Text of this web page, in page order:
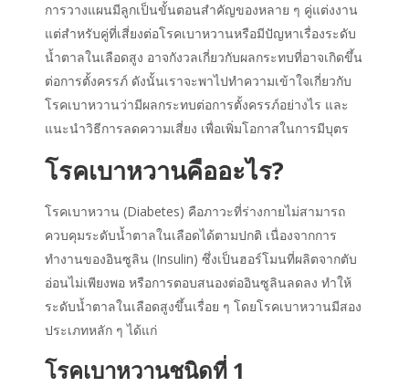
การวางแผนมีลูกเป็นขั้นตอนสำคัญของหลาย ๆ คู่แต่งงาน
แต่สำหรับคู่ที่เสี่ยงต่อโรคเบาหวานหรือมีปัญหาเรื่องระดับ
น้ำตาลในเลือดสูง อาจกังวลเกี่ยวกับผลกระทบที่อาจเกิดขึ้น
ต่อการตั้งครรภ์ ดังนั้นเราจะพาไปทำความเข้าใจเกี่ยวกับ
โรคเบาหวานว่ามีผลกระทบต่อการตั้งครรภ์อย่างไร และ
แนะนำวิธีการลดความเสี่ยง เพื่อเพิ่มโอกาสในการมีบุตร
โรคเบาหวานคืออะไร?
โรคเบาหวาน (Diabetes) คือภาวะที่ร่างกายไม่สามารถ
ควบคุมระดับน้ำตาลในเลือดได้ตามปกติ เนื่องจากการ
ทำงานของอินซูลิน (Insulin) ซึ่งเป็นฮอร์โมนที่ผลิตจากตับ
อ่อนไม่เพียงพอ หรือการตอบสนองต่ออินซูลินลดลง ทำให้
ระดับน้ำตาลในเลือดสูงขึ้นเรื่อย ๆ โดยโรคเบาหวานมีสอง
ประเภทหลัก ๆ ได้แก่
โรคเบาหวานชนิดที่ 1